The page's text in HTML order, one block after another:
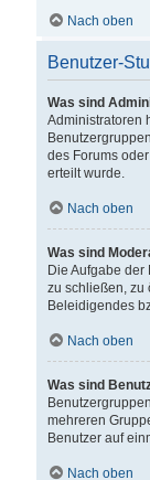
Nach oben
Benutzer-
Was sind
Administratoren
des Forums
erteilt wurde.
Nach oben
Was sind
Die Aufgabe
zu schließen, zu
Beleidigendes
Nach oben
Was sind
mehreren
Benutzer auf
Nach oben